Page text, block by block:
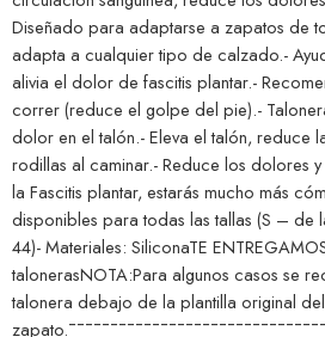
Diseñado para adaptarse a zapatos de
adapta a cualquier tipo de calzado.-
alivia el dolor de fascitis plantar.-
correr (reduce el golpe del pie).-
dolor en el talón.- Eleva el talón, reduce
rodillas al caminar.- Reduce los dolores
la Fascitis plantar, estarás mucho más
disponibles para todas las tallas (S – de
44)- Materiales: SiliconaTE
talonerasNOTA:Para algunos casos se
talonera debajo de la plantilla original del